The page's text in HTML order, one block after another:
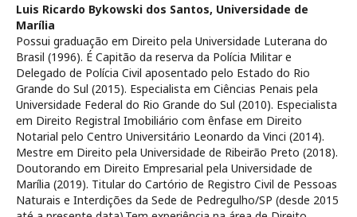
Luis Ricardo Bykowski dos Santos, Universidade de
Marília
Possui graduação em Direito pela Universidade Luterana do
Brasil (1996). É Capitão da reserva da Polícia Militar e
Delegado de Polícia Civil aposentado pelo Estado do Rio
Grande do Sul (2015). Especialista em Ciências Penais pela
Universidade Federal do Rio Grande do Sul (2010). Especialista
em Direito Registral Imobiliário com ênfase em Direito
Notarial pelo Centro Universitário Leonardo da Vinci (2014).
Mestre em Direito pela Universidade de Ribeirão Preto (2018).
Doutorando em Direito Empresarial pela Universidade de
Marília (2019). Titular do Cartório de Registro Civil de Pessoas
Naturais e Interdições da Sede de Pedregulho/SP (desde 2015